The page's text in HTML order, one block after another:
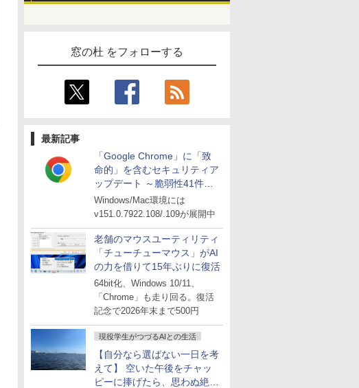
窓の杜 をフォローする
最新記事
「Google Chrome」に「致
命的」を含むセキュリティア
ップデート ～脆弱性41件に
対処
Windows/Mac環境には
v151.0.7922.108/.109が展開中
老舗のマウスユーティリティ
「チューチューマウス」がAI
の力を借りて15年ぶりに復活
64bit化、Windows 10/11、
「Chrome」も走り回る。復活
記念で2026年末まで500円
現役学生がつづるAIとの生活
【自分なら選ばない一日を考
えて】 空いた午後をチャッ
ピーに捧げたら、思わぬ絶景